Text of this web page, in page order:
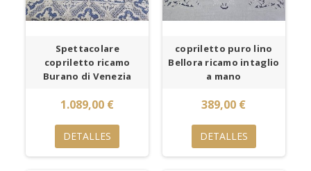
Spettacolare
copriletto ricamo
Burano di Venezia
1.089,00 €
DETALLES
copriletto puro lino
Bellora ricamo intaglio
a mano
389,00 €
DETALLES